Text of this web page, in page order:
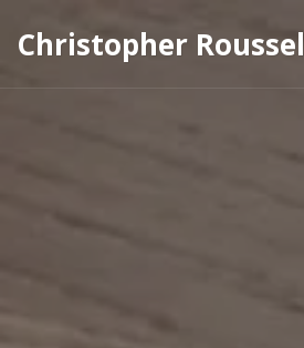
Christopher Roussel